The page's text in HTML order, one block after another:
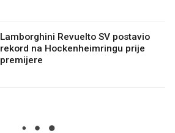
Lamborghini Revuelto SV postavio
rekord na Hockenheimringu prije
premijere